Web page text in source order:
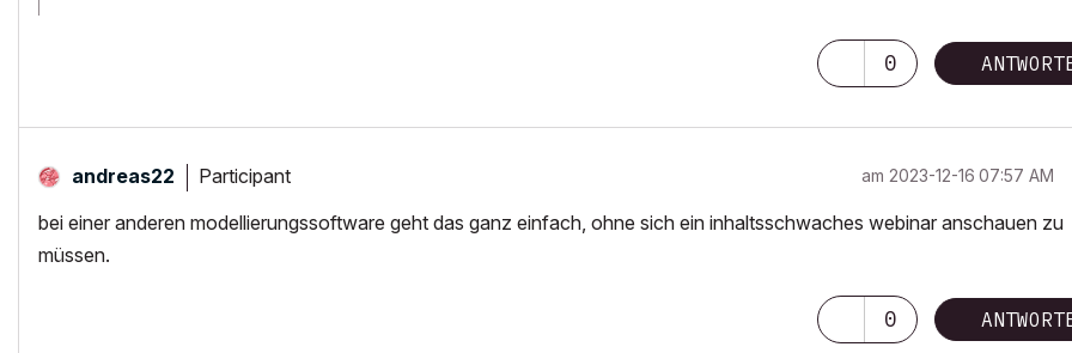
0
andreas22 Participant am ‎2023-12-16 07:57 AM
bei einer anderen modellierungssoftware geht das ganz einfach, ohne sich ein inhaltsschwaches webinar anschauen zu
müssen.
0